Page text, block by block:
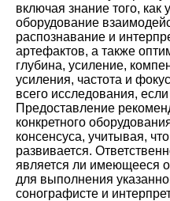
включая знание того, как
оборудование
распознавание и
артефактов, а также
глубина, усиление,
усиления, частота и
всего исследования,
Предоставление
конкретного
консенсуса, учитывая,
развивается.
является ли имеющееся
для выполнения
сонографисте и